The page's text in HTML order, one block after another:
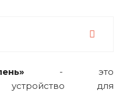
- это
устройство для